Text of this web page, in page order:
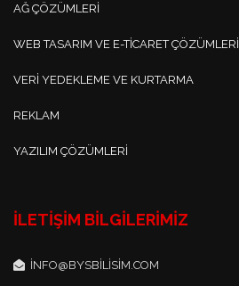
AĞ ÇÖZÜMLERI
WEB TASARIM VE E-TICARET ÇÖZÜMLERI
VERI YEDEKLEME VE KURTARMA
REKLAM
YAZILIM ÇÖZÜMLERI
İLETIŞIM BILGILERIMIZ
INFO@BYSBILISIM.COM